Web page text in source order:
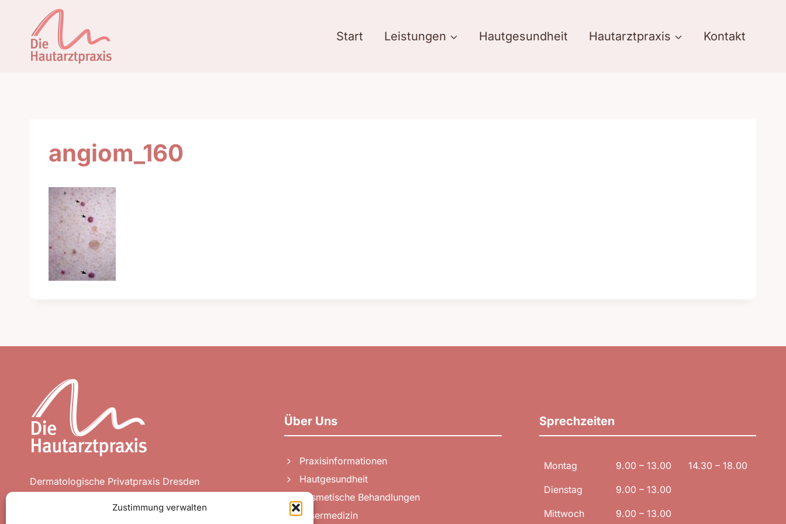
Zustimmung verwalten
springen
Start Leistungen Hautgesundheit Hautarztpraxis Kontakt
angiom_160
Dermatologische Privatpraxis Dresden
Über Uns
Praxisinformationen
Hautgesundheit
Kosmetische Behandlungen
Lasermedizin
Sprechzeiten
Montag 9.00 – 13.00 14.30 – 18.00
Dienstag 9.00 – 13.00
Mittwoch 9.00 – 13.00